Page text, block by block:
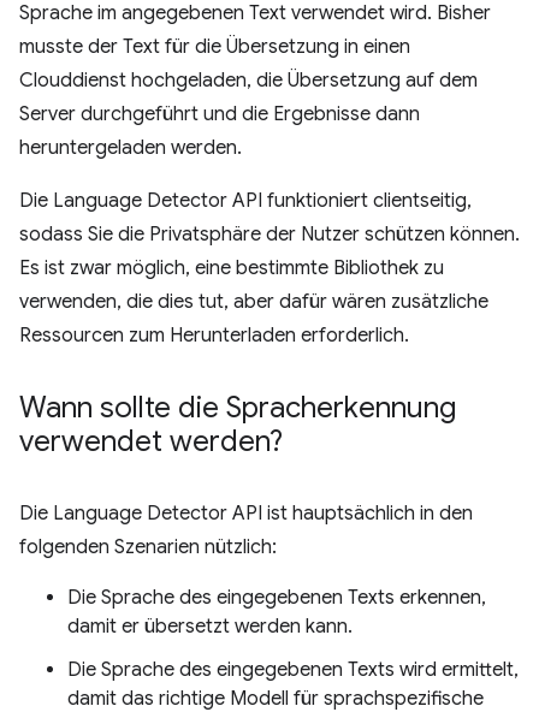
Sprache im angegebenen Text verwendet wird. Bisher
musste der Text für die Übersetzung in einen
Clouddienst hochgeladen, die Übersetzung auf dem
Server durchgeführt und die Ergebnisse dann
heruntergeladen werden.
Die Language Detector API funktioniert clientseitig,
sodass Sie die Privatsphäre der Nutzer schützen können.
Es ist zwar möglich, eine bestimmte Bibliothek zu
verwenden, die dies tut, aber dafür wären zusätzliche
Ressourcen zum Herunterladen erforderlich.
Wann sollte die Spracherkennung
verwendet werden?
Die Language Detector API ist hauptsächlich in den
folgenden Szenarien nützlich:
Die Sprache des eingegebenen Texts erkennen,
damit er übersetzt werden kann.
Die Sprache des eingegebenen Texts wird ermittelt,
damit das richtige Modell für sprachspezifische